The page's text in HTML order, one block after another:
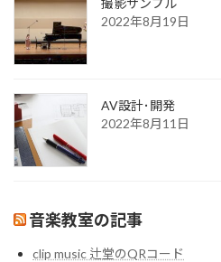
2022年8月19日
AV設計･開発
2022年8月11日
音楽教室の記事
clip music 辻堂のQRコード